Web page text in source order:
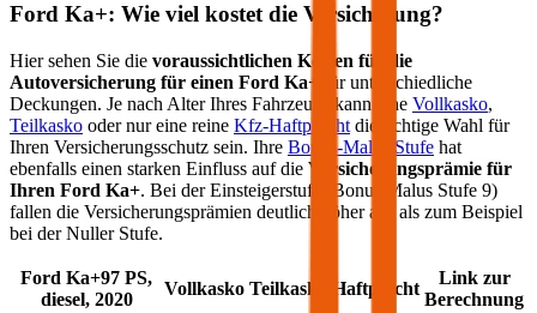
Ford Ka+: Wie viel kostet die Versicherung?
Hier sehen Sie die voraussichtlichen Kosten für die
Autoversicherung für einen Ford Ka+
für unterschiedliche
Deckungen. Je nach Alter Ihres Fahrzeugs kann eine Vollkasko,
Teilkasko oder nur eine reine Kfz-Haftpflicht die richtige Wahl für
Ihren Versicherungsschutz sein. Ihre Bonus-Malus Stufe hat
ebenfalls einen starken Einfluss auf die Versicherungsprämie für
Ihren Ford Ka+. Bei der Einsteigerstufe (Bonus Malus Stufe 9)
fallen die Versicherungsprämien deutlich höher aus als zum Beispiel
bei der Nuller Stufe.
Ford Ka+97 PS,
diesel, 2020
Vollkasko Teilkasko Haftpflicht
Link zur
Berechnung